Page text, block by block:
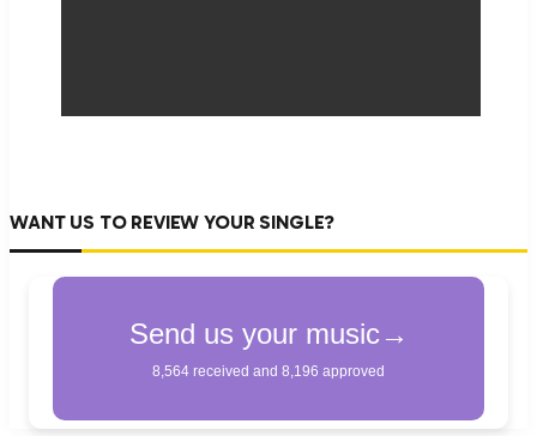
WANT US TO REVIEW YOUR SINGLE?